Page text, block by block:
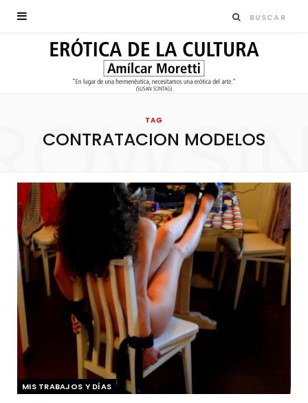
TAG
CONTRATACION MODELOS
MIS TRABAJOS Y DÍAS